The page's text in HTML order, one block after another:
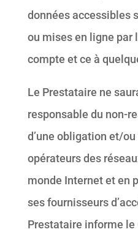
données accessibles
ou mises en ligne par
compte et ce à
Le Prestataire ne
responsable du non-
d’une obligation et/
opérateurs des
monde Internet et en
ses fournisseurs
Prestataire informe le